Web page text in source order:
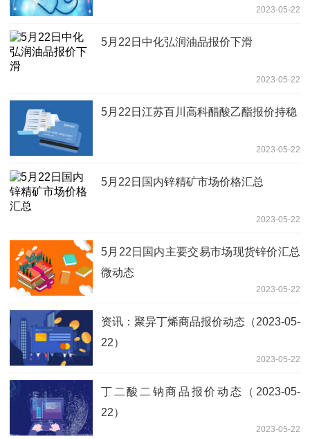
2023-05-22
5月22日中化弘润油品报价下滑
2023-05-22
5月22日江苏百川高科醋酸乙酯报价持稳
2023-05-22
5月22日国内锌精矿市场价格汇总
2023-05-22
5月22日国内主要交易市场现货锌价汇总
微动态
2023-05-22
资讯：聚异丁烯商品报价动态（2023-05-
22）
2023-05-22
丁二酸二钠商品报价动态（2023-05-
22）
2023-05-22